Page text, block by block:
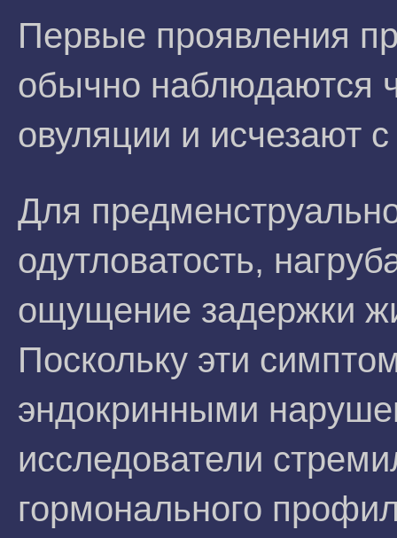
Первые проявления
обычно наблюдаются
овуляции и исчезают
Для
одутловатость,
ощущение задержки
Поскольку эти
эндокринными
исследователи
гормонального